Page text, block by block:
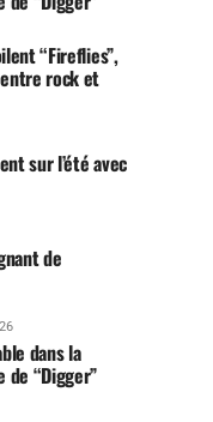
“Fireflies”,
rock et
sur l’été avec
de
dans la
de “Digger”